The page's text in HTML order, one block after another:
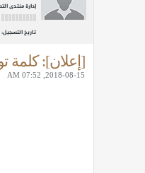
إدارة منتدى
تاريخ التسجيل:
[إعلان]: كلمة
2018-08-15, 07:52 AM